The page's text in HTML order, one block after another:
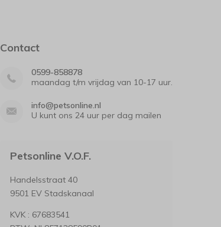
Contact
0599-858878
maandag t/m vrijdag van 10-17 uur.
info@petsonline.nl
U kunt ons 24 uur per dag mailen
Petsonline V.O.F.
Handelsstraat 40
9501 EV Stadskanaal
KVK : 67683541